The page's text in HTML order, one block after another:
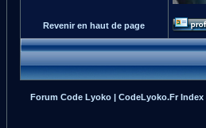
Revenir en haut de page
Forum Code Lyoko | CodeLyoko.Fr Index